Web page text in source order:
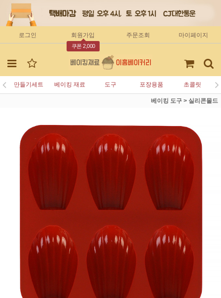
로그인 회원가입
쿠폰 2,000
주문조회 마이페이지
만들기세트 베이킹 재료 도구 포장용품 초콜릿
베이킹 도구 > 실리콘몰드